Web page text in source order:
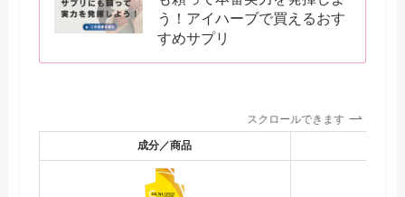
う！アイハーブで買えるおす
すめサプリ
スクロールできます
成分／商品